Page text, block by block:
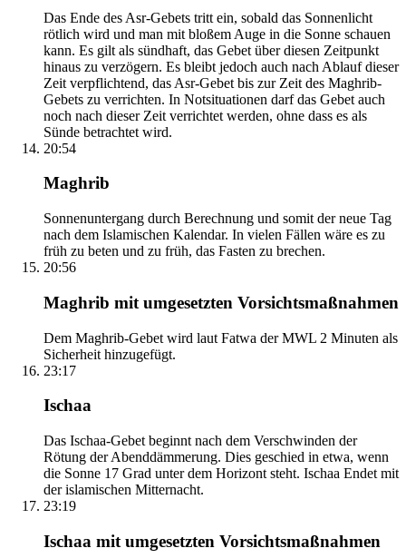
Das Ende des Asr-Gebets tritt ein, sobald das Sonnenlicht
rötlich wird und man mit bloßem Auge in die Sonne schauen
kann. Es gilt als sündhaft, das Gebet über diesen Zeitpunkt
hinaus zu verzögern. Es bleibt jedoch auch nach Ablauf dieser
Zeit verpflichtend, das Asr-Gebet bis zur Zeit des Maghrib-
Gebets zu verrichten. In Notsituationen darf das Gebet auch
noch nach dieser Zeit verrichtet werden, ohne dass es als
Sünde betrachtet wird.
20:54
Maghrib
Sonnenuntergang durch Berechnung und somit der neue Tag
nach dem Islamischen Kalendar. In vielen Fällen wäre es zu
früh zu beten und zu früh, das Fasten zu brechen.
20:56
Maghrib mit umgesetzten Vorsichtsmaßnahmen
Dem Maghrib-Gebet wird laut Fatwa der MWL 2 Minuten als
Sicherheit hinzugefügt.
23:17
Ischaa
Das Ischaa-Gebet beginnt nach dem Verschwinden der
Rötung der Abenddämmerung. Dies geschied in etwa, wenn
die Sonne 17 Grad unter dem Horizont steht. Ischaa Endet mit
der islamischen Mitternacht.
23:19
Ischaa mit umgesetzten Vorsichtsmaßnahmen